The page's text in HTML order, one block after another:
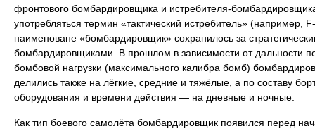
фронтового бомбардировщика и истребителя-
употребляться термин «тактический истребитель» (например,
наименоване «бомбардировщик» сохранилось за
бомбардировщиками. В прошлом в зависимости от дальности
бомбовой нагрузки (максимального калибра бомб)
делились также на лёгкие, средние и тяжёлые, а по составу
оборудования и времени действия — на дневные и ночные.
Как тип боевого самолёта бомбардировщик появился перед